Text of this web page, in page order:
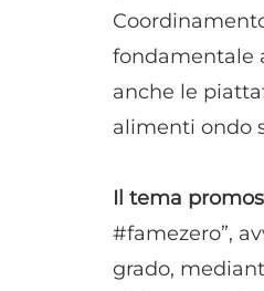
fondamentale
anche le
alimenti ondo
Il tema
#famezero”,
grado,